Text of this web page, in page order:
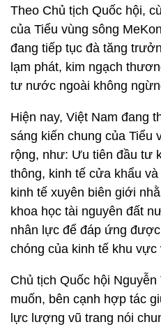
Theo Chủ tịch Quốc hội,
của Tiểu vùng sông
đang tiếp tục đà tăng
lạm phát, kim ngạch
tư nước ngoài không
Hiện nay, Việt Nam đang
sáng kiến chung của Tiểu
rộng, như: Ưu tiên đầu tư
thông, kinh tế cửa khẩu
kinh tế xuyên biên giới
khoa học tài nguyên đất
nhân lực để đáp ứng
chóng của kinh tế khu vực
Chủ tịch Quốc hội
muốn, bên cạnh hợp tác
lực lượng vũ trang nói